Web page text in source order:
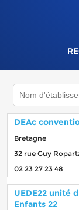
DEAc
Bretagne
32 rue Guy
02 23 27 23 48
UEDE22 unité
Enfants 22